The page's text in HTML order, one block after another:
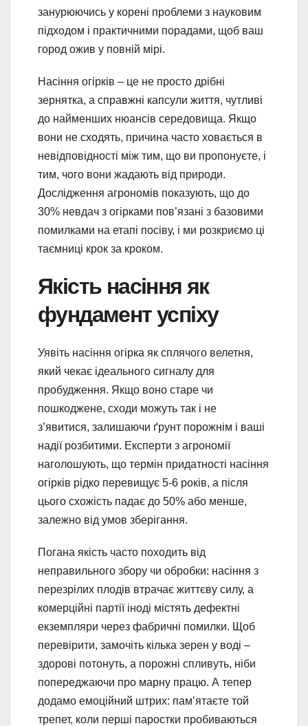
занурюючись у корені проблеми з науковим
підходом і практичними порадами, щоб ваш
город ожив у повній мірі.
Насіння огірків – це не просто дрібні
зернятка, а справжні капсули життя, чутливі
до найменших нюансів середовища. Якщо
вони не сходять, причина часто ховається в
невідповідності між тим, що ви пропонуєте, і
тим, чого вони жадають від природи.
Дослідження агрономів показують, що до
30% невдач з огірками пов’язані з базовими
помилками на етапі посіву, і ми розкриємо ці
таємниці крок за кроком.
Якість насіння як
фундамент успіху
Уявіть насіння огірка як сплячого велетня,
який чекає ідеального сигналу для
пробудження. Якщо воно старе чи
пошкоджене, сходи можуть так і не
з’явитися, залишаючи ґрунт порожнім і ваші
надії розбитими. Експерти з агрономії
наголошують, що термін придатності насіння
огірків рідко перевищує 5-6 років, а після
цього схожість падає до 50% або менше,
залежно від умов зберігання.
Погана якість часто походить від
неправильного збору чи обробки: насіння з
перезрілих плодів втрачає життєву силу, а
комерційні партії іноді містять дефектні
екземпляри через фабричні помилки. Щоб
перевірити, замочіть кілька зерен у воді –
здорові потонуть, а порожні спливуть, ніби
попереджаючи про марну працю. А тепер
додамо емоційний штрих: пам’ятаєте той
трепет, коли перші паростки пробиваються